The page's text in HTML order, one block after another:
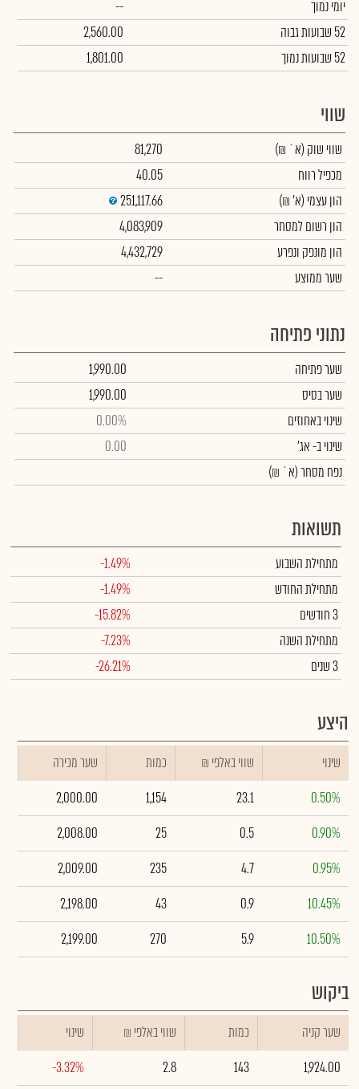
יומי נמוך
--
52 שבועות גבוה
2,560.00
52 שבועות נמוך
1,801.00
שווי
שווי שוק (א` ₪)
81,270
מכפיל רווח
40.05
הון עצמי (א' ₪)
251,117.66
הון רשום למסחר
4,083,909
הון מונפק ונפרע
4,432,729
שער ממוצע
--
נתוני פתיחה
שער פתיחה
1,990.00
שער בסיס
1,990.00
שינוי באחוזים
0.00%
שינויב- אג'
0.00
נפח מסחר(א` ₪)
תשואות
מתחילת השבוע
-1.49%
מתחילת החודש
-1.49%
3 חודשים
-15.82%
מתחילת השנה
-7.23%
3 שנים
-26.21%
היצע
שינוי ₪ שווי באלפי כמות
שער מכירה
0.50%
23.1
1,154
2,000.00
0.90%
0.5
25
2,008.00
0.95%
4.7
235
2,009.00
10.45%
0.9
43
2,198.00
10.50%
5.9
270
2,199.00
ביקוש
שער קניה כמות ₪ שווי באלפי
שינוי
1,924.00
143
2.8
-3.32%